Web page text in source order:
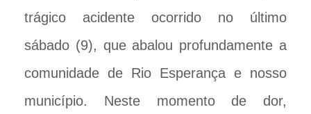
trágico acidente ocorrido no último
sábado (9), que abalou profundamente a
comunidade de Rio Esperança e nosso
município. Neste momento de dor,